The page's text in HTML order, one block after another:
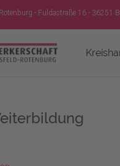
- Fuldastraße 16 - 36251